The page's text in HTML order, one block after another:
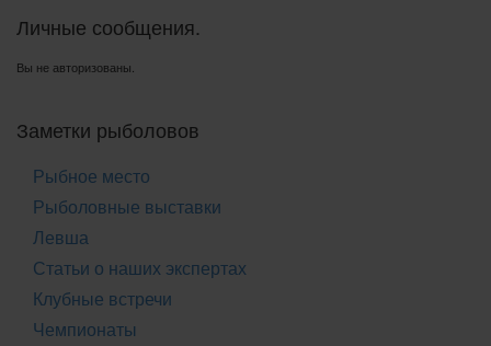
Личные сообщения.
Вы не авторизованы.
Заметки рыболовов
Рыбное место
Рыболовные выставки
Левша
Статьи о наших экспертах
Клубные встречи
Чемпионаты